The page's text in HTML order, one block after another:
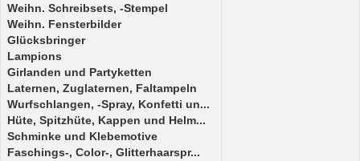
Weihn. Schreibsets, -Stempel
Weihn. Fensterbilder
Glücksbringer
Lampions
Girlanden und Partyketten
Laternen, Zuglaternen, Faltampeln
Wurfschlangen, -Spray, Konfetti un...
Hüte, Spitzhüte, Kappen und Helm...
Schminke und Klebemotive
Faschings-, Color-, Glitterhaarspr...